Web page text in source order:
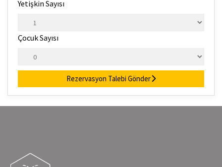
Yetişkin Sayısı
Çocuk Sayısı
Rezervasyon Talebi Gönder